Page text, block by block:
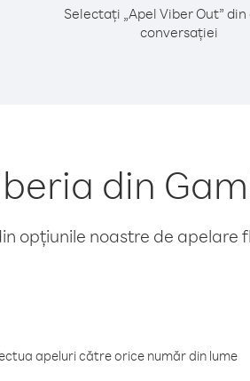
Selectați „Apel Viber Out”
conversației
din
opțiunile noastre de apelare
apeluri către orice număr din lume